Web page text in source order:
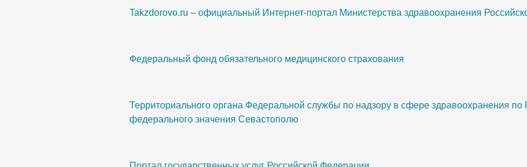
Takzdorovo.ru – официальный Интернет-портал Министерства здравоохранения
Федеральный фонд обязательного медицинского страхования
Территориального органа Федеральной службы по надзору в сфере здравоохранения по
федерального значения Севастополю